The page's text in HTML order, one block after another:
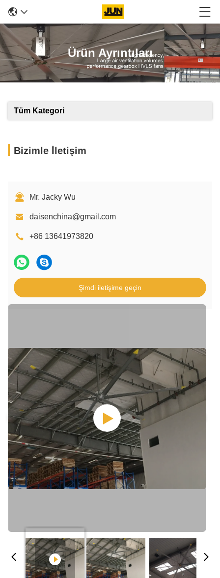
Ürün Ayrıntıları
Tüm Kategori
Bizimle İletişim
Mr. Jacky Wu
daisenchina@gmail.com
+86 13641973820
Şimdi iletişime geçin